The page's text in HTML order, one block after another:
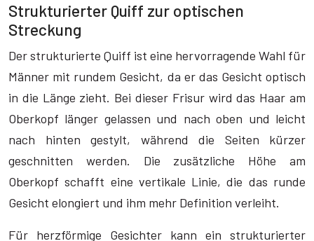
Strukturierter Quiff zur optischen
Streckung
Der strukturierte Quiff ist eine hervorragende Wahl für
Männer mit rundem Gesicht, da er das Gesicht optisch
in die Länge zieht. Bei dieser Frisur wird das Haar am
Oberkopf länger gelassen und nach oben und leicht
nach hinten gestylt, während die Seiten kürzer
geschnitten werden. Die zusätzliche Höhe am
Oberkopf schafft eine vertikale Linie, die das runde
Gesicht elongiert und ihm mehr Definition verleiht.
Für herzförmige Gesichter kann ein strukturierter